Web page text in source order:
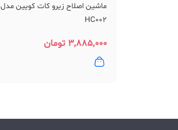
ماشین اصلاح زیرو کات کویین مدل
HC002
۳,۸۸۵,۰۰۰ تومان